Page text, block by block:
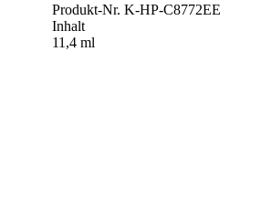
Produkt-Nr. K-HP-C8772EE
Inhalt
11,4 ml